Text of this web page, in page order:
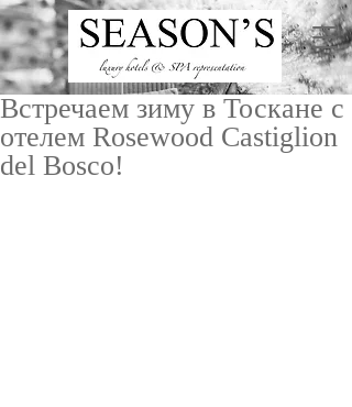
Встречаем зиму в Тоскане с
отелем Rosewood Castiglion
del Bosco!